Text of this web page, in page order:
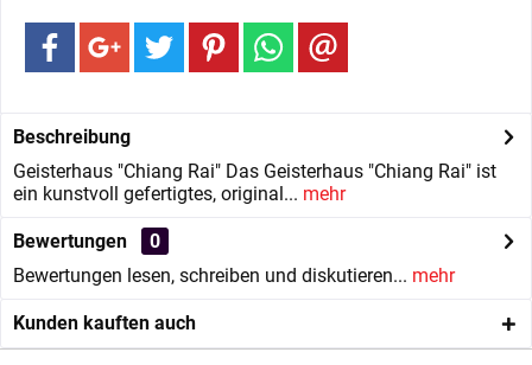
Beschreibung
Geisterhaus "Chiang Rai" Das Geisterhaus "Chiang Rai" ist
ein kunstvoll gefertigtes, original... mehr
Bewertungen
0
Bewertungen lesen, schreiben und diskutieren... mehr
Kunden kauften auch